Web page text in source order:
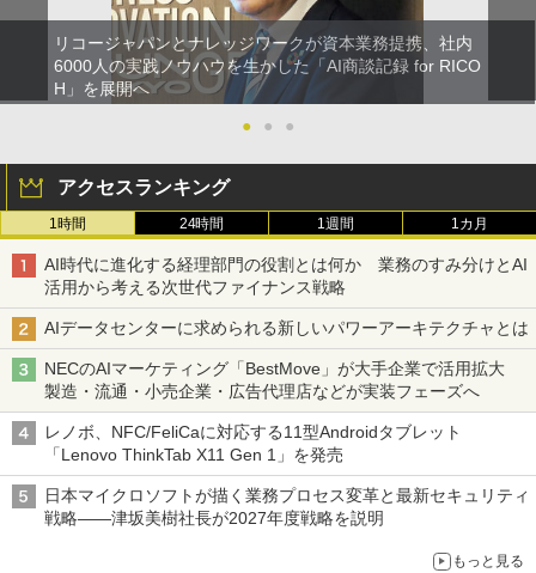
リコージャパンとナレッジワークが資本業務提携、社内
6000人の実践ノウハウを生かした「AI商談記録 for RICO
H」を展開へ
●
● ●
アクセスランキング
1時間 24時間 1週間 1カ月
AI時代に進化する経理部門の役割とは何か 業務のすみ分けとAI
活用から考える次世代ファイナンス戦略
AIデータセンターに求められる新しいパワーアーキテクチャとは
NECのAIマーケティング「BestMove」が大手企業で活用拡大
製造・流通・小売企業・広告代理店などが実装フェーズへ
レノボ、NFC/FeliCaに対応する11型Androidタブレット
「Lenovo ThinkTab X11 Gen 1」を発売
日本マイクロソフトが描く業務プロセス変革と最新セキュリティ
戦略――津坂美樹社長が2027年度戦略を説明
もっと見る